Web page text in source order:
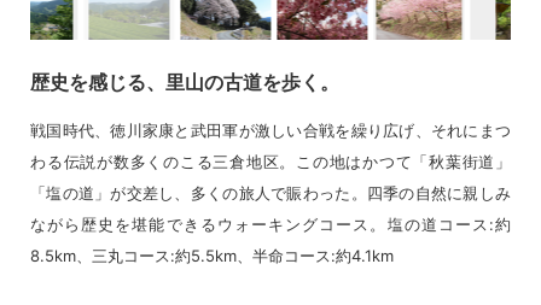
歴史を感じる、里山の古道を歩く。
戦国時代、徳川家康と武田軍が激しい合戦を繰り広げ、それにまつ
わる伝説が数多くのこる三倉地区。この地はかつて「秋葉街道」
「塩の道」が交差し、多くの旅人で賑わった。四季の自然に親しみ
ながら歴史を堪能できるウォーキングコース。塩の道コース:約
8.5km、三丸コース:約5.5km、半命コース:約4.1km